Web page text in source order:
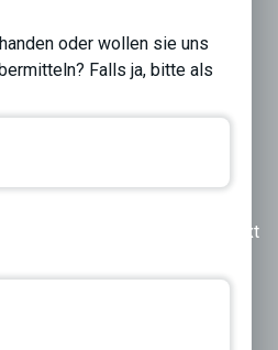
oder wollen sie uns
Falls ja, bitte als
Next